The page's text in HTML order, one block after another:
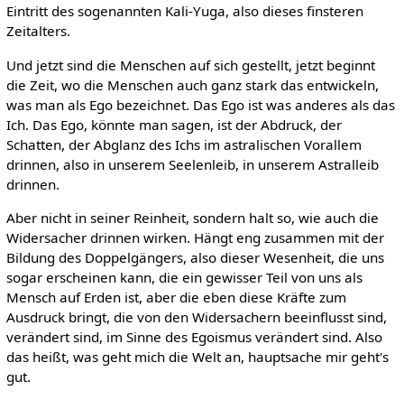
Eintritt des sogenannten Kali-Yuga, also dieses finsteren
Zeitalters.
Und jetzt sind die Menschen auf sich gestellt, jetzt beginnt
die Zeit, wo die Menschen auch ganz stark das entwickeln,
was man als Ego bezeichnet. Das Ego ist was anderes als das
Ich. Das Ego, könnte man sagen, ist der Abdruck, der
Schatten, der Abglanz des Ichs im astralischen Vorallem
drinnen, also in unserem Seelenleib, in unserem Astralleib
drinnen.
Aber nicht in seiner Reinheit, sondern halt so, wie auch die
Widersacher drinnen wirken. Hängt eng zusammen mit der
Bildung des Doppelgängers, also dieser Wesenheit, die uns
sogar erscheinen kann, die ein gewisser Teil von uns als
Mensch auf Erden ist, aber die eben diese Kräfte zum
Ausdruck bringt, die von den Widersachern beeinflusst sind,
verändert sind, im Sinne des Egoismus verändert sind. Also
das heißt, was geht mich die Welt an, hauptsache mir geht's
gut.